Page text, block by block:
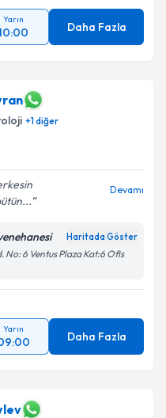
Yarın
Daha Fazla
+1diğer
Devamı
Haritada Göster
No: 6 Ventus Plaza Kat:6 Ofis
Yarın
Daha Fazla